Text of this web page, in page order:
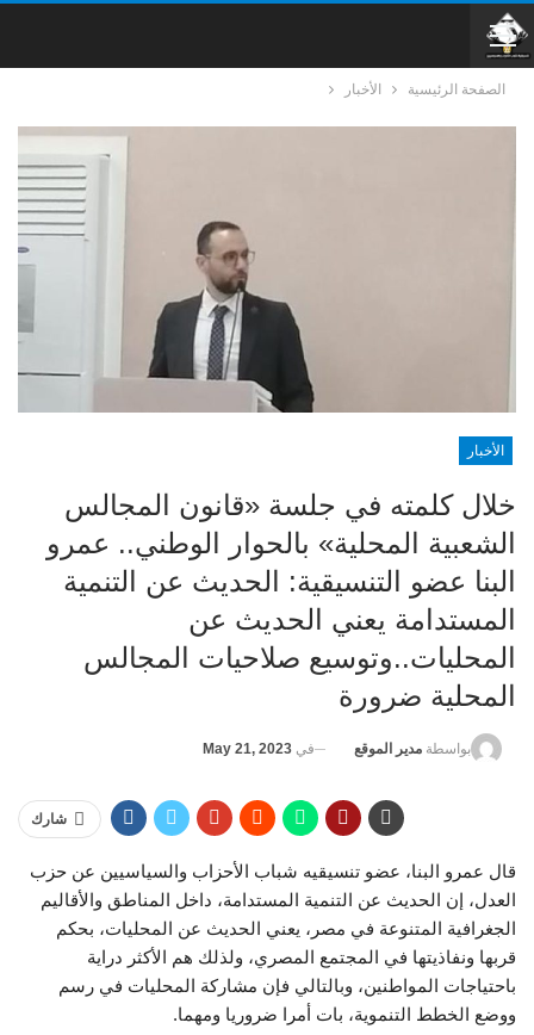
الصفحة الرئيسية الأخبار
الأخبار
خلال كلمته في جلسة «قانون المجالس
الشعبية المحلية» بالحوار الوطني.. عمرو
البنا عضو التنسيقية: الحديث عن التنمية
المستدامة يعني الحديث عن
المحليات..وتوسيع صلاحيات المجالس
المحلية ضرورة
بواسطة مدير الموقع في May 21, 2023
شارك
قال عمرو البنا، عضو تنسيقيه شباب الأحزاب والسياسيين عن حزب
العدل، إن الحديث عن التنمية المستدامة، داخل المناطق والأقاليم
الجغرافية المتنوعة في مصر، يعني الحديث عن المحليات، بحكم
قربها ونفاذيتها في المجتمع المصري، ولذلك هم الأكثر دراية
باحتياجات المواطنين، وبالتالي فإن مشاركة المحليات في رسم
ووضع الخطط التنموية، بات أمرا ضروريا ومهما.